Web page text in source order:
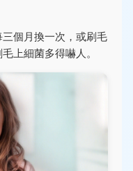
個月換一次，或刷毛
上細菌多得嚇人。